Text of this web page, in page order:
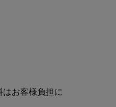
お客様負担に